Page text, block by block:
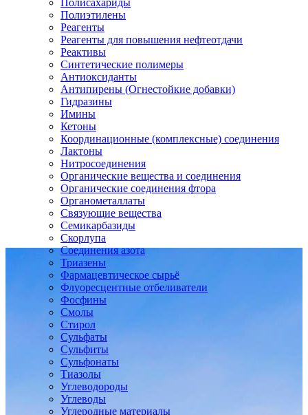
Полисахариды
Полиэтилены
Реагенты
Реагенты для повышения нефтеотдачи
Реактивы
Синтетические полимеры
Антиоксиданты
Антипирены (Огнестойкие добавки)
Гидразины
Имины
Кетоны
Координационные (комплексные) соединения
Лактоны
Нитросоединения
Органические вещества и соединения
Органические соединения фтора
Органометаллаты
Связующие вещества
Семикарбазиды
Скорлупа
Соединения азота
Триазены
Фармацевтическое сырьё
Флуоресцентные отбеливатели
Фосфины
Смолы
Стирол
Сульфаты
Сульфиты
Сульфонаты
Тиазолы
Углеводороды
Углеводы
Углеродные материалы